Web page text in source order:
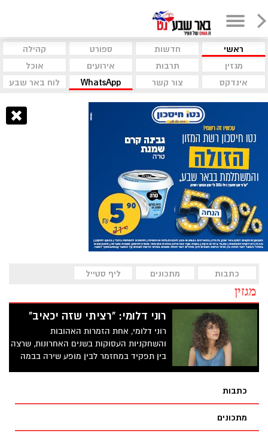
ראשי חדשות ספורט
קהילה
מגזין
תרבות אירועים
אוכל
אינדקס
צור קשר WhatsApp לוח באר שבע
כתבות מתכונים ליף סטייל
מגזין
רוני דלומי: "רציתי שזה יכאיב"
רוני דלומי, אחת הזמרות האהובות
והשחקניות העסוקות בשנים האחרונות, שרצה
בין תפקיד במחזמר לבין מופע שירה בבמה
רוקדת סגנון לטיני חושני - רחוק מהתדמית
כתבות
מתכונים